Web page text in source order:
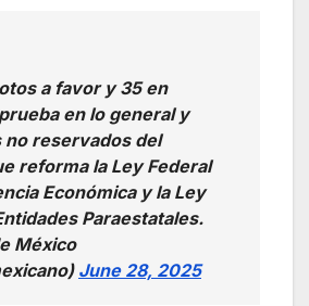
a favor y 35 en
en lo general y
no reservados del
reforma la Ley Federal
Económica y la Ley
Paraestatales.
México
June 28, 2025